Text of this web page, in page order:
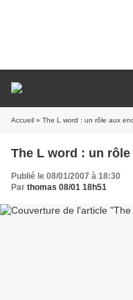
Accueil » The L word : un rôle aux
The L word : un
Publié le 08/01/2007 à 18:30
Par thomas 08/01 18h51